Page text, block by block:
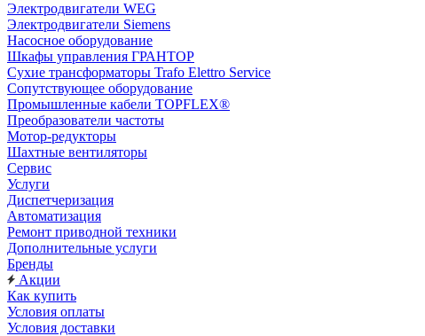
Электродвигатели WEG
Электродвигатели Siemens
Насосное оборудование
Шкафы управления ГРАНТОР
Сухие трансформаторы Trafo Elettro Service
Сопутствующее оборудование
Промышленные кабели TOPFLEX®
Преобразователи частоты
Мотор-редукторы
Шахтные вентиляторы
Сервис
Услуги
Диспетчеризация
Автоматизация
Ремонт приводной техники
Дополнительные услуги
Бренды
Акции
Как купить
Условия оплаты
Условия доставки